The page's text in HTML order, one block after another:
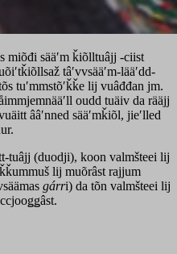
miõđi sääʹm ǩiõlltuâjj -ciist
tâʹvvsääʹm-lääʹdd-
tuʹmmstõʹǩǩe lij vuâđđan jm.
oudd tuäiv da rääjj
ââʹnned sääʹmǩiõl, jieʹlled
tuâjj (duodji), koon valmšteei lij
lij muõrâst rajjum
gárri) da tõn valmšteei lij